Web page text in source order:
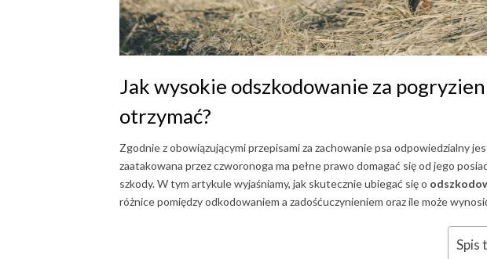
Jak wysokie odszkodowanie za
otrzymać?
Zgodnie z obowiązującymi przepisami za zachowanie psa odpowiedzialny
zaatakowana przez czworonoga ma pełne prawo domagać się od jego
szkody. W tym artykule wyjaśniamy, jak skutecznie ubiegać się o
różnice pomiędzy odkodowaniem a zadośćuczynieniem oraz ile może
Spis